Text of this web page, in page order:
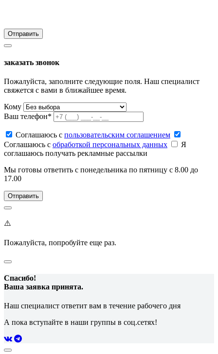
заказать звонок
Пожалуйста, заполните следующие поля. Наш специалист
свяжется с вами в ближайшее время.
Кому
Ваш телефон*
Соглашаюсь c пользовательским соглашением
Соглашаюсь c обработкой персональных данных
Я
соглашаюсь получать рекламные рассылки
Мы готовы ответить с понедельника по пятницу с 8.00 до
17.00
⚠️
Пожалуйста, попробуйте еще раз.
Спасибо!
Ваша заявка принята.
Наш специалист ответит вам в течение рабочего дня
А пока вступайте в наши группы в соц.сетях!